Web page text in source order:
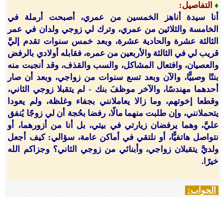
♦ التفاصيل:
أنا سيدة أناهز الخمسين من عمري، أصبحت أرملة في
الخامسة والثلاثين من عمري، وترك لي زوجي ولدان في عمر
الثالثة عشرة والحادية عشرة، وبعد خمس سنوات تقدم إليَّ
قريب لي في الثالثة والأربعين من عمره، فقابله أولادي بالرفض
والعصيان، وافتعال المشاكل، والسب والقذف، وقد أنجبت منه
بنتًا وصبيًّا، والآن وبعد تسع سنوات من زواجي، وبعد أن صار
أحدهما مهندسًا، والآخر موظفَ بنك - لم يتقبلا زوجي الثاني،
وقطعا إخوتهم، وما زالا يعاملانني بجفاء وغلظة، ولم يعودا
يتحملانني، وإن طلبت منهما مالًا، رفضا بحُجة أن لي زوجًا يُنفق
عليَّ، وهما يرفضان زيارتي في بيتي، بل أنا من أزورهما، أو
نتواصل هاتفيًّا، أو نلتقي في أماكن عامة، سؤالي: كيف أجعل
ولديَّ يتقبلان زواجي، وأبنائي من زوجي الثاني؟ وجزاكم الله
خيرًا.
الجواب: